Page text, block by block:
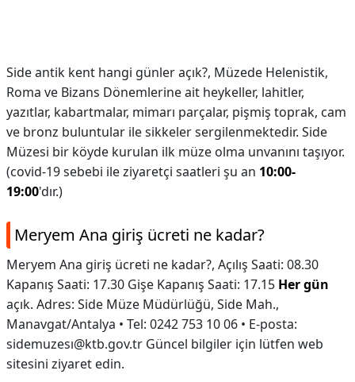
Side antik kent hangi günler açık?, Müzede Helenistik,
Roma ve Bizans Dönemlerine ait heykeller, lahitler,
yazıtlar, kabartmalar, mimarı parçalar, pişmiş toprak, cam
ve bronz buluntular ile sikkeler sergilenmektedir. Side
Müzesi bir köyde kurulan ilk müze olma unvanını taşıyor.
(covid-19 sebebi ile ziyaretçi saatleri şu an 10:00-
19:00'dır.)
Meryem Ana giriş ücreti ne kadar?
Meryem Ana giriş ücreti ne kadar?, Açılış Saati: 08.30
Kapanış Saati: 17.30 Gişe Kapanış Saati: 17.15 Her gün
açık. Adres: Side Müze Müdürlüğü, Side Mah.,
Manavgat/Antalya • Tel: 0242 753 10 06 • E-posta:
sidemuzesı@ktb.gov.tr Güncel bilgiler için lütfen web
sitesini ziyaret edin.